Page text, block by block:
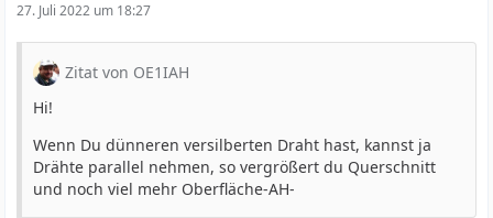
27. Juli 2022 um 18:27
Zitat von OE1IAH
Hi!
Wenn Du dünneren versilberten Draht hast, kannst ja
Drähte parallel nehmen, so vergrößert du Querschnitt
und noch viel mehr Oberfläche-AH-